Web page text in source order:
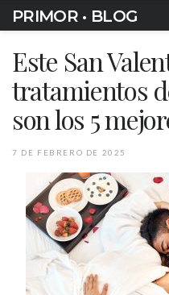
PRIMOR • BLOG
Este San
tratamientos
son los 5
7 DE FEBRERO DE 2025